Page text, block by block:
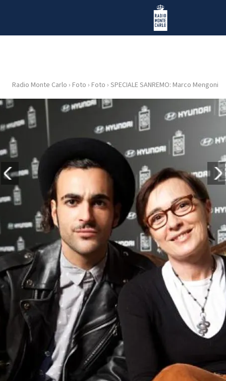
Radio Monte Carlo
HOME
RADIO
WEB
RADIO
PLAYLIST
NEWS
FOTO
CONCORSI
EVENTI
VIDEO
Radio Monte Carlo › Foto › Foto › SPECIALE SANREMO: Marco Mengoni